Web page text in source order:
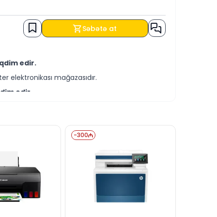
Səbətə at
edir.
elektronikası mağazasıdır.
edir.
ilə əldə edə bilərsiniz.
bizə yaza bilərsiniz.
hər daim hazırıq.
bilərsiniz.
-300